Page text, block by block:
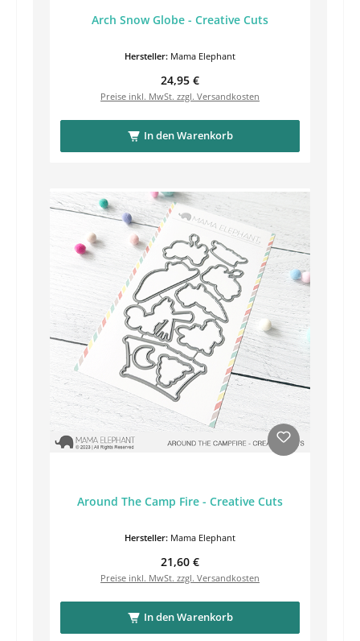
Arch Snow Globe - Creative Cuts
Hersteller: Mama Elephant
Regulärer Preis:
24,95 €
Preise inkl. MwSt. zzgl. Versandkosten
In den Warenkorb
Around The Camp Fire - Creative Cuts
Hersteller: Mama Elephant
Regulärer Preis:
21,60 €
Preise inkl. MwSt. zzgl. Versandkosten
In den Warenkorb